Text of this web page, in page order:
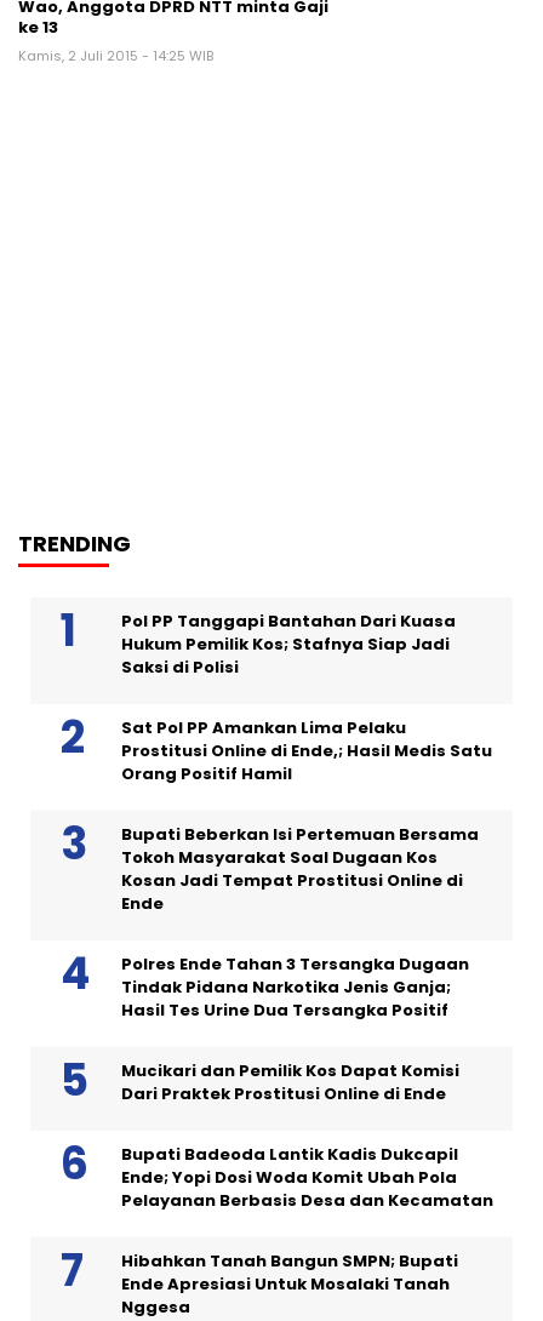
Wao, Anggota DPRD NTT minta Gaji
ke 13
Kamis, 2 Juli 2015 - 14:25 WIB
TRENDING
Pol PP Tanggapi Bantahan Dari Kuasa
Hukum Pemilik Kos; Stafnya Siap Jadi
Saksi di Polisi
Sat Pol PP Amankan Lima Pelaku
Prostitusi Online di Ende,; Hasil Medis Satu
Orang Positif Hamil
Bupati Beberkan Isi Pertemuan Bersama
Tokoh Masyarakat Soal Dugaan Kos
Kosan Jadi Tempat Prostitusi Online di
Ende
Polres Ende Tahan 3 Tersangka Dugaan
Tindak Pidana Narkotika Jenis Ganja;
Hasil Tes Urine Dua Tersangka Positif
Mucikari dan Pemilik Kos Dapat Komisi
Dari Praktek Prostitusi Online di Ende
Bupati Badeoda Lantik Kadis Dukcapil
Ende; Yopi Dosi Woda Komit Ubah Pola
Pelayanan Berbasis Desa dan Kecamatan
Hibahkan Tanah Bangun SMPN; Bupati
Ende Apresiasi Untuk Mosalaki Tanah
Nggesa